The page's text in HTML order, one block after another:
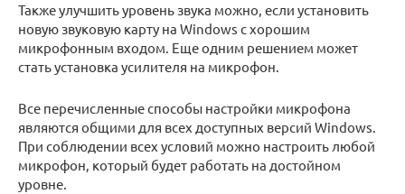
Также улучшить уровень звука можно, если установить
новую звуковую карту на Windows с хорошим
микрофонным входом. Еще одним решением может
стать установка усилителя на микрофон.
Все перечисленные способы настройки микрофона
являются общими для всех доступных версий Windows.
При соблюдении всех условий можно настроить любой
микрофон, который будет работать на достойном
уровне.